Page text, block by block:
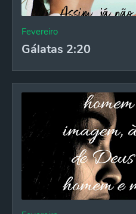
Fevereiro
Gálatas 2:20